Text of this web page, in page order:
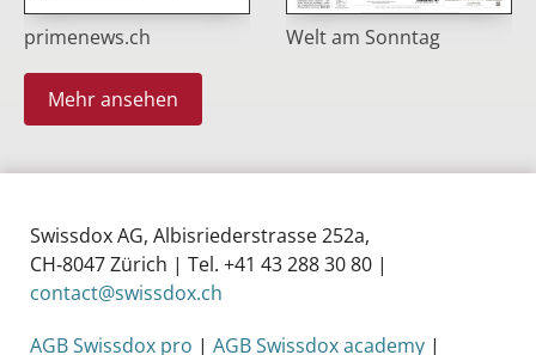
primenews.ch Welt am Sonntag
Mehr ansehen
Swissdox AG, Albisriederstrasse 252a,
CH‑8047 Zürich | Tel. +41 43 288 30 80 |
contact@swissdox.ch
AGB Swissdox pro | AGB Swissdox academy |